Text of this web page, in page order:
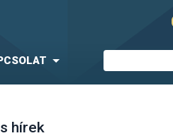
hírek